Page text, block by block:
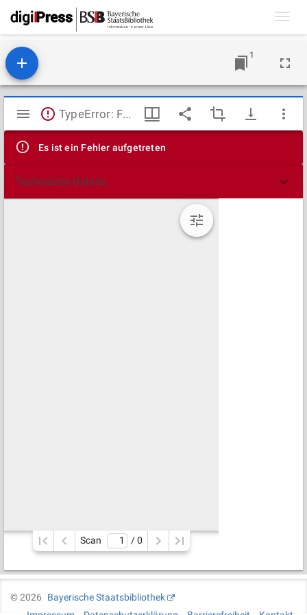
1
Mirador
Viewer
TypeError: Failed to fetch
Es ist ein Fehler aufgetreten
Technische Details
Scan / 0
©2026
Bayerische Staatsbibliothek